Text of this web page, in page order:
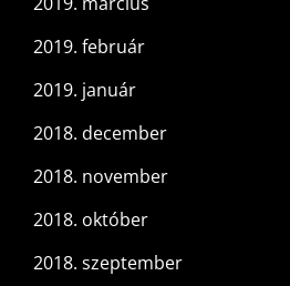
2019. február
2019. január
2018. december
2018. november
2018. október
2018. szeptember